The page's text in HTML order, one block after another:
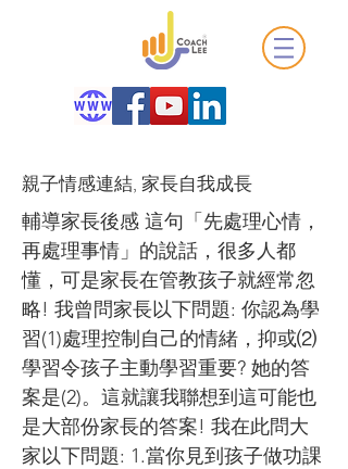
親子情感連結, 家長自我成長
輔導家長後感 這句「先處理心情，
再處理事情」的說話，很多人都
懂，可是家長在管教孩子就經常忽
略! 我曾問家長以下問題: 你認為學
習(1)處理控制自己的情緒，抑或⑵
學習令孩子主動學習重要? 她的答
案是(2)。這就讓我聯想到這可能也
是大部份家長的答案! 我在此問大
家以下問題: 1.當你見到孩子做功課